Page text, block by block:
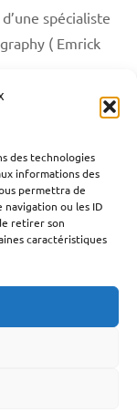
des technologies
informations des
permettra de
ou les ID
retirer son
caractéristiques
spécialiste
( Emrick
Art Fair.
face au défi
de l’avenir